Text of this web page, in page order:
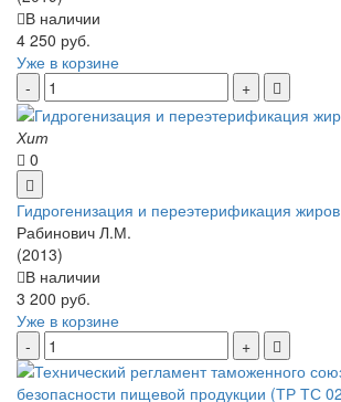
В наличии
4 250 руб.
Уже в корзине
Хит
0
Гидрогенизация и переэтерификация жиров
Рабинович Л.М.
(2013)
В наличии
3 200 руб.
Уже в корзине